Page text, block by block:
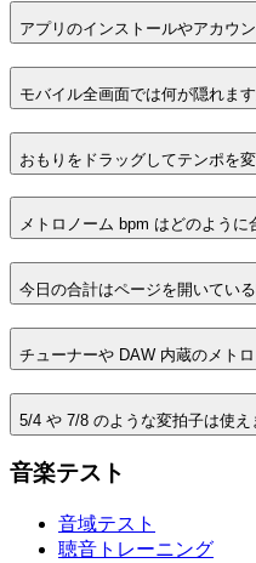
アプリのインストールやアカウ
モバイル全画面では何が隠れま
おもりをドラッグしてテンポを
メトロノーム bpm はどのように
今日の合計はページを開いてい
チューナーや DAW 内蔵のメト
5/4 や 7/8 のような変拍子は使え
音楽テスト
音域テスト
聴音トレーニング